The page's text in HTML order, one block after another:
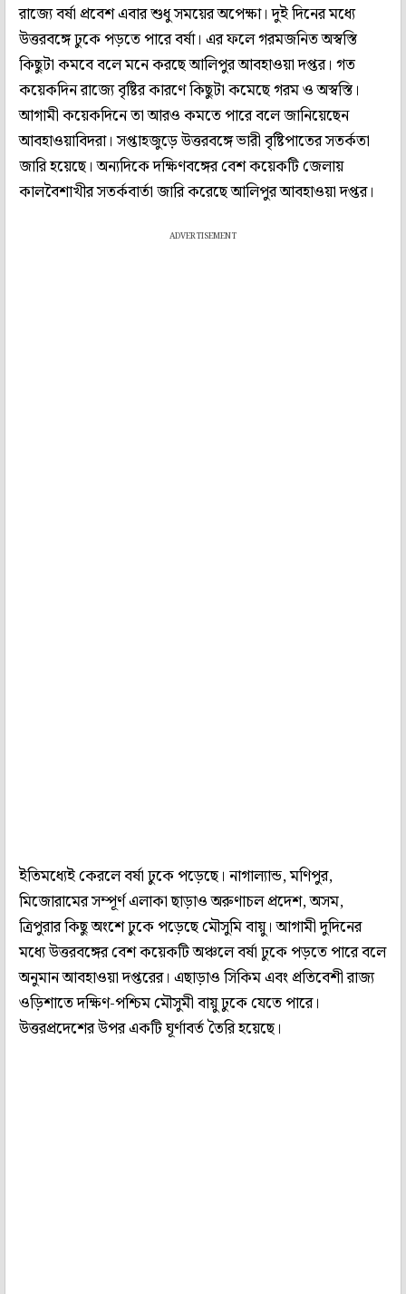
রাজ্যে বর্ষা প্রবেশ এবার শুধু সময়ের অপেক্ষা। দুই দিনের মধ্যে
উত্তরবঙ্গে ঢুকে পড়তে পারে বর্ষা। এর ফলে গরমজনিত অস্বস্তি
কিছুটা কমবে বলে মনে করছে আলিপুর আবহাওয়া দপ্তর। গত
কয়েকদিন রাজ্যে বৃষ্টির কারণে কিছুটা কমেছে গরম ও অস্বস্তি।
আগামী কয়েকদিনে তা আরও কমতে পারে বলে জানিয়েছেন
আবহাওয়াবিদরা। সপ্তাহজুড়ে উত্তরবঙ্গে ভারী বৃষ্টিপাতের সতর্কতা
জারি হয়েছে। অন্যদিকে দক্ষিণবঙ্গের বেশ কয়েকটি জেলায়
কালবৈশাখীর সতর্কবার্তা জারি করেছে আলিপুর আবহাওয়া দপ্তর।
ADVERTISEMENT
ইতিমধ্যেই কেরলে বর্ষা ঢুকে পড়েছে। নাগাল্যান্ড, মণিপুর,
মিজোরামের সম্পূর্ণ এলাকা ছাড়াও অরুণাচল প্রদেশ, অসম,
ত্রিপুরার কিছু অংশে ঢুকে পড়েছে মৌসুমি বায়ু। আগামী দুদিনের
মধ্যে উত্তরবঙ্গের বেশ কয়েকটি অঞ্চলে বর্ষা ঢুকে পড়তে পারে বলে
অনুমান আবহাওয়া দপ্তরের। এছাড়াও সিকিম এবং প্রতিবেশী রাজ্য
ওড়িশাতে দক্ষিণ-পশ্চিম মৌসুমী বায়ু ঢুকে যেতে পারে।
উত্তরপ্রদেশের উপর একটি ঘূর্ণাবর্ত তৈরি হয়েছে।